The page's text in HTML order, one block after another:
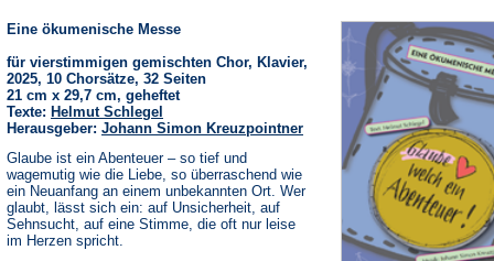
Eine ökumenische Messe
für vierstimmigen gemischten Chor, Klavier,
2025, 10 Chorsätze, 32 Seiten
21 cm x 29,7 cm, geheftet
Texte: Helmut Schlegel
Herausgeber: Johann Simon Kreuzpointner
Glaube ist ein Abenteuer – so tief und
wagemutig wie die Liebe, so überraschend wie
ein Neuanfang an einem unbekannten Ort. Wer
glaubt, lässt sich ein: auf Unsicherheit, auf
Sehnsucht, auf eine Stimme, die oft nur leise
im Herzen spricht.